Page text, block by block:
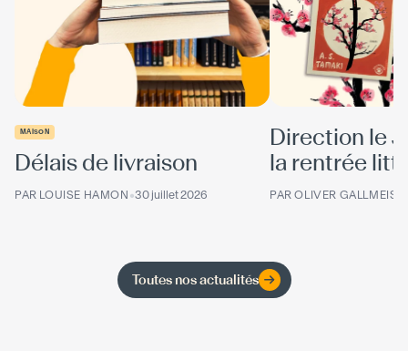
MAISON
Délais de livraison
PAR LOUISE HAMON •30 juillet 2026
Direction le
la rentrée
PAROLIVER
Toutes nos actualités